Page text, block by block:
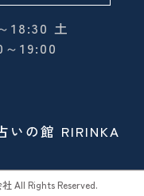
18:30 土
19:00
いの館 RIRINKA
All Rights Reserved.